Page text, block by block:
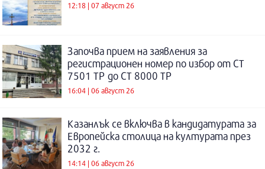
12:18 | 07 август 26
Започва прием на заявления за
регистрационен номер по избор от СТ
7501 ТР до СТ 8000 ТР
16:04 | 06 август 26
Казанлък се включва в кандидатурата за
Европейска столица на културата през
2032 г.
14:14 | 06 август 26